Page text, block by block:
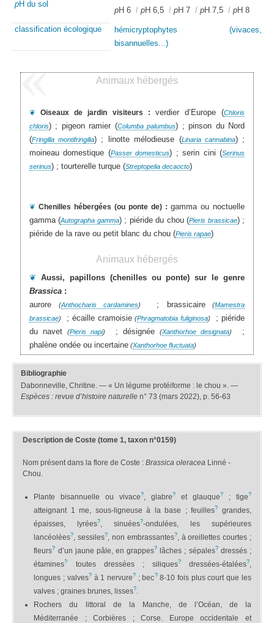
pH du sol
pH 6 / pH 6,5 / pH 7 / pH 7,5 / pH 8
classification écologique
hémicryptophytes (vivaces,
bisannuelles...)
Animaux hébergés
❦ Oiseaux de jardin visiteurs : verdier d’Europe (Chloris
chloris) ; pigeon ramier (Columba palumbus) ; pinson du Nord
(Fringilla montifringilla) ; linotte mélodieuse (Linaria cannabina) ;
moineau domestique (Passer domesticus) ; serin cini (Serinus
serinus) ; tourterelle turque (Streptopelia decaocto)
❦ Chenilles hébergées (ou ponte de) :gamma ou noctuelle
gamma (Autographa gamma) ; piéride du chou (Pieris brassicae) ;
piéride de la rave ou petit blanc du chou (Pieris rapae)
Animaux hébergés
❦ Aussi, papillons (chenilles ou ponte) sur le genre
Brassica:
aurore(Anthocharis cardamines) ; brassicaire(Mamestra
brassicae) ; écaille cramoisie (Phragmatobia fuliginosa)
; piéride
du navet (Pieris napi) ; désignée (Xanthorhoe designata)
;
phalène ondée ou incertaine(Xanthorhoe fluctuata)
Bibliographie
Dabonneville, Chritine. — « Un légume protéiforme : le chou ». —
Espèces : revue d’histoire naturelle n° 73 (mars 2022), p. 56-63
Description de Coste (tome 1, taxon n°0159)
Nom présent dans la flore de Coste :Brassica oleracea Linné -
Chou.
Plante bisannuelle ou vivace?, glabre? et glauque? ; tige?
atteignant 1 me, sous-ligneuse à la base ; feuilles?
grandes,
épaisses, lyrées?, sinuées?-ondulées, les supérieures
lancéolées?, sessiles?, non embrassantes?, à oreillettes courtes ;
fleurs? d’un jaune pâle, en grappes? lâches ; sépales? dressés ;
étamines? toutes dressées ; siliques? dressées-étalées?,
longues ; valves? à 1 nervure? ; bec? 8-10 fois plus court que les
valves ; graines brunes, lisses?.
Rochers du littoral de la Manche, de l’Océan, de la
Méditerranée ; Corbières ; Corse. Europe occidentale et